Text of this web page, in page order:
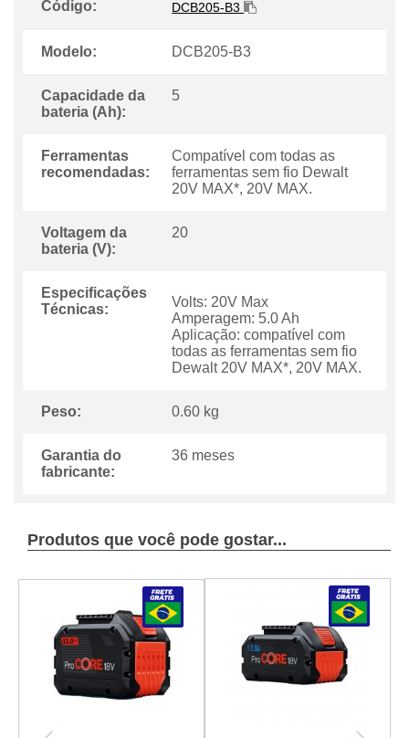
Código: DCB205-B3
Modelo: DCB205-B3
Capacidade da
bateria (Ah):
5
Ferramentas
recomendadas:
Compatível com todas as
ferramentas sem fio Dewalt
20V MAX*, 20V MAX.
Voltagem da
bateria (V):
20
Especificações
Técnicas:
Volts: 20V Max
Amperagem: 5.0 Ah
Aplicação: compatível com
todas as ferramentas sem fio
Dewalt 20V MAX*, 20V MAX.
Peso: 0.60 kg
Garantia do
fabricante:
36 meses
Produtos que você pode gostar...